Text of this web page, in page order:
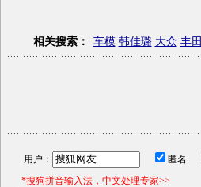
相关搜索： 车模 韩佳璐 大众 丰田
用户： 匿名
*搜狗拼音输入法，中文处理专家>>